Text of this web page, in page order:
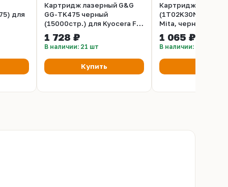
для
Картридж лазерный G&G
GG-TK475 черный
(15000стр.) для Kyocera FS-
6025, B, 6030
1 728 ₽
В наличии: 21 шт
Купить
Картридж Sakura
(1T02K30NL0) для
Mita, черный,
1 065 ₽
В наличии: 39 шт